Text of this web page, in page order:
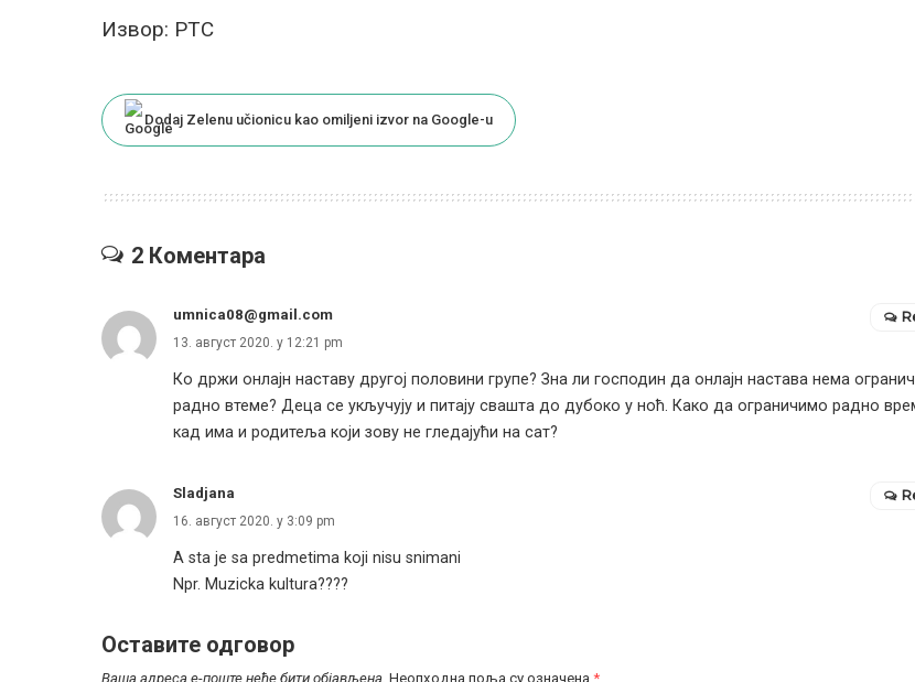
Извор: РТС
Dodaj Zelenu učionicu kao omiljeni izvor na Google-u
2 Коментара
umnica08@gmail.com
13. август 2020. у 12:21 pm
Ко држи онлајн наставу другој половини групе? Зна ли господин да онлајн настава нема
радно втеме? Деца се укључују и питају свашта до дубоко у ноћ. Како да ограничимо радно
кад има и родитеља који зову не гледајући на сат?
Sladjana
16. август 2020. у 3:09 pm
A sta je sa predmetima koji nisu snimani
Npr. Muzicka kultura????
Оставите одговор
Ваша адреса е-поште неће бити објављена. Неопходна поља су означена *